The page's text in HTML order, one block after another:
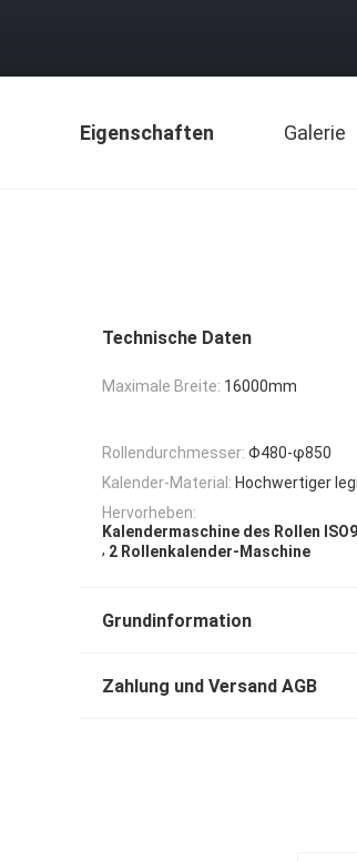
Eigenschaften Galerie
Technische Daten
Maximale Breite: 16000mm
Rollendurchmesser: Φ480-φ850
Kalender-Material: Hochwertiger
Hervorheben:
Kalendermaschine des Rollen
, 2 Rollenkalender-Maschine
Grundinformation
Zahlung und Versand AGB